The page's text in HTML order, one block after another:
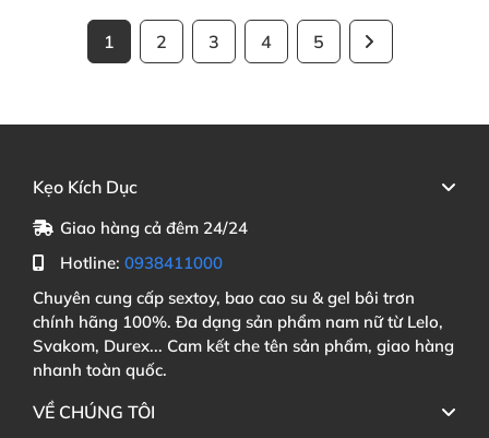
1 2 3 4 5
Kẹo Kích Dục
Giao hàng cả đêm 24/24
Hotline: 0938411000
Chuyên cung cấp sextoy, bao cao su & gel bôi trơn
chính hãng 100%. Đa dạng sản phẩm nam nữ từ Lelo,
Svakom, Durex... Cam kết che tên sản phẩm, giao hàng
nhanh toàn quốc.
VỀ CHÚNG TÔI